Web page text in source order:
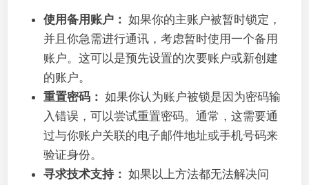
使用备用账户： 如果你的主账户被暂时锁定，
并且你急需进行通讯，考虑暂时使用一个备用
账户。这可以是预先设置的次要账户或新创建
的账户。
重置密码： 如果你认为账户被锁是因为密码输
入错误，可以尝试重置密码。通常，这需要通
过与你账户关联的电子邮件地址或手机号码来
验证身份。
寻求技术支持： 如果以上方法都无法解决问